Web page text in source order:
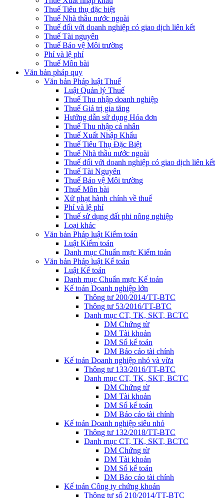
Thuế Tiêu thụ đặc biệt
Thuế Nhà thầu nước ngoài
Thuế đối với doanh nghiệp có giao dịch liên kết
Thuế Tài nguyên
Thuế Bảo vệ Môi trường
Phí và lệ phí
Thuế Môn bài
Văn bản pháp quy
Văn bản Pháp luật Thuế
Luật Quản lý Thuế
Thuế Thu nhập doanh nghiệp
Thuế Giá trị gia tăng
Hướng dẫn sử dụng Hóa đơn
Thuế Thu nhập cá nhân
Thuế Xuất Nhập Khẩu
Thuế Tiêu Thụ Đặc Biệt
Thuế Nhà thầu nước ngoài
Thuế đối với doanh nghiệp có giao dịch liên kết
Thuế Tài Nguyên
Thuế Bảo vệ Môi trường
Thuế Môn bài
Xử phạt hành chính về thuế
Phí và lệ phí
Thuế sử dụng đất phi nông nghiệp
Loại khác
Văn bản Pháp luật Kiểm toán
Luật Kiểm toán
Danh mục Chuẩn mực Kiểm toán
Văn bản Pháp luật Kế toán
Luật Kế toán
Danh mục Chuẩn mực Kế toán
Kế toán Doanh nghiệp lớn
Thông tư 200/2014/TT-BTC
Thông tư 53/2016/TT-BTC
Danh mục CT, TK, SKT, BCTC
DM Chứng từ
DM Tài khoản
DM Sổ kế toán
DM Báo cáo tài chính
Kế toán Doanh nghiệp nhỏ và vừa
Thông tư 133/2016/TT-BTC
Danh mục CT, TK, SKT, BCTC
DM Chứng từ
DM Tài khoản
DM Sổ kế toán
DM Báo cáo tài chính
Kế toán Doanh nghiệp siêu nhỏ
Thông tư 132/2018/TT-BTC
Danh mục CT, TK, SKT, BCTC
DM Chứng từ
DM Tài khoản
DM Sổ kế toán
DM Báo cáo tài chính
Kế toán Công ty chứng khoán
Thông tư số 210/2014/TT-BTC